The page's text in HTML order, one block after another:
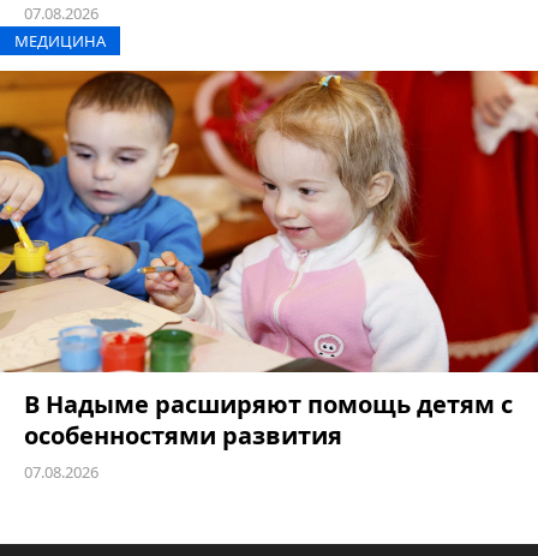
07.08.2026
МЕДИЦИНА
В Надыме расширяют помощь детям с
особенностями развития
07.08.2026